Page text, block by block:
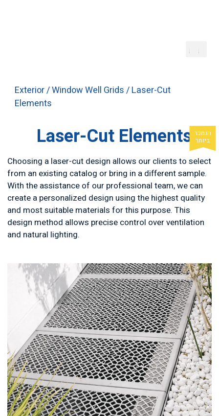
Exterior/Window Well Grids/ Laser-Cut
Elements
Laser-Cut Elements
Choosing a laser-cut design allows our clients to select
from an existing catalog or bring in a different sample.
With the assistance of our professional team, we can
create a personalized design using the highest quality
and most suitable materials for this purpose. This
design method allows precise control over ventilation
and natural lighting.